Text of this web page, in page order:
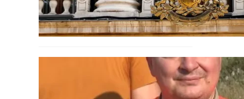
Дрон навлезе в България
край границата с Румъния
МЗХ: Ловните билети ще
могат да се издават онлайн